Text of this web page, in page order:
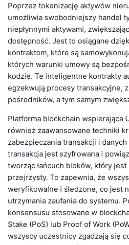
Poprzez tokenizację aktywów
umożliwia swobodniejszy handel
niepłynnymi aktywami,
dostępność. Jest to osiągane
kontraktom, które są
których warunki umowy są
kodzie. Te inteligentne kontrakty
egzekwują procesy transakcyjne,
pośredników, a tym samym
Platforma blockchain wspierająca
również zaawansowane techniki
zabezpieczania transakcji i
transakcja jest szyfrowana i
tworząc łańcuch bloków, który
przejrzysty. To zapewnia, że
weryfikowalne i śledzone, co jest
utrzymania zaufania do systemu.
konsensusu stosowane w
Stake (PoS) lub Proof of Work
wszyscy uczestnicy zgadzają się